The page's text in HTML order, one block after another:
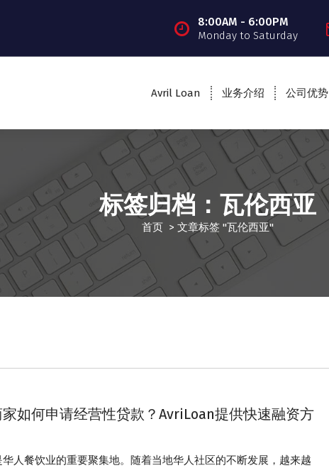
8:00AM - 6:00PM
Monday to Saturday
Avril Loan 业务介绍 公司优势
标签归档：瓦伦西亚
首页 > 文章标签 "瓦伦西亚"
如何申请经营性贷款？AvriLoan提供快速融资方
人餐饮业的重要聚集地。随着当地华人社区的不断发展，越来越